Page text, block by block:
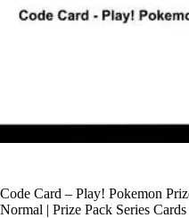
Code Card – Play! Pokemon
Normal | Prize Pack Series Cards